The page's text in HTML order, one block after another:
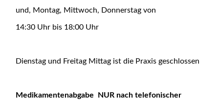
und, Montag, Mittwoch, Donnerstag von
14:30 Uhr bis 18:00 Uhr
Dienstag und Freitag Mittag ist die Praxis geschlossen
Medikamentenabgabe NUR nach telefonischer